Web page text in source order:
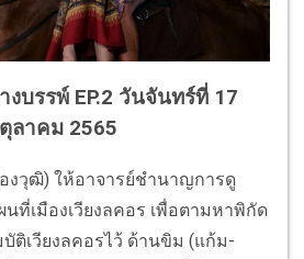
งบรรพ์ EP.2 วันจันทร์ที่ 17
ตุลาคม 2565
งวุฒิ) ให้อาจารย์ชำนาญการดู
ที่เมืองเวียงลคอร เพื่อตามหาพิกัด
ติเวียงลคอรไว้ ด้านขิม (แก้ม-